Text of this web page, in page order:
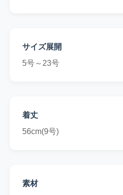
サイズ展開
5号～23号
着丈
56cm(9号)
素材